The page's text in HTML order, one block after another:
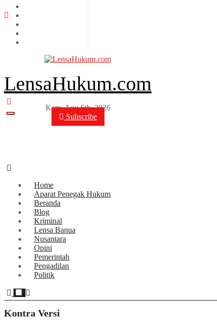
Skip
content
LensaHukum.com
Kam. Agu 6th, 2026
Subscribe
Home
Aparat Penegak Hukum
Beranda
Blog
Kriminal
Lensa Banua
Nusantara
Opini
Pemerintah
Pengadilan
Politik
Kontra Versi